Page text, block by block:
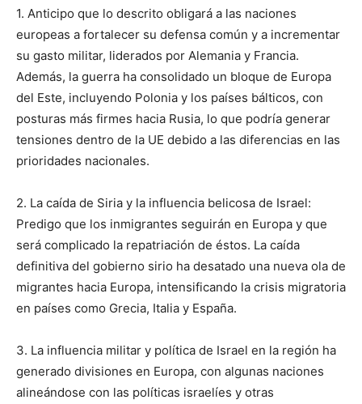
1. Anticipo que lo descrito obligará a las naciones
europeas a fortalecer su defensa común y a incrementar
su gasto militar, liderados por Alemania y Francia.
Además, la guerra ha consolidado un bloque de Europa
del Este, incluyendo Polonia y los países bálticos, con
posturas más firmes hacia Rusia, lo que podría generar
tensiones dentro de la UE debido a las diferencias en las
prioridades nacionales.
2. La caída de Siria y la influencia belicosa de Israel:
Predigo que los inmigrantes seguirán en Europa y que
será complicado la repatriación de éstos. La caída
definitiva del gobierno sirio ha desatado una nueva ola de
migrantes hacia Europa, intensificando la crisis migratoria
en países como Grecia, Italia y España.
3. La influencia militar y política de Israel en la región ha
generado divisiones en Europa, con algunas naciones
alineándose con las políticas israelíes y otras